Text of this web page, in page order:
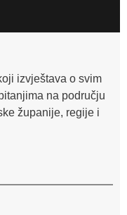
izvještava o svim
na području
županije, regije i